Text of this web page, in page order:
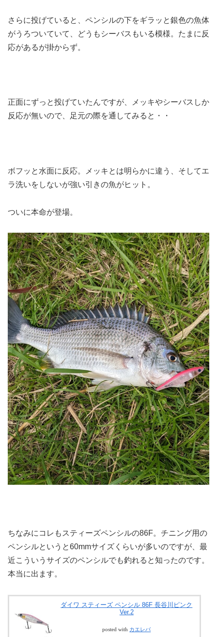
さらに投げていると、ペンシルの下をギラッと銀色の魚体
がうろついていて、どうもシーバスもいる模様。たまに反
応があるが掛からず。
正面にずっと投げていたんですが、メッキやシーバスしか
反応が無いので、足元の際を通してみると・・
ボフッと水面に反応。メッキとは明らかに違う、そしてエ
ラ洗いをしないが強い引きの魚がヒット。
ついに本命が登場。
ちなみにコレもスティーズペンシルの86F。チニング用の
ペンシルというと60mmサイズくらいが多いのですが、最
近こういうサイズのペンシルでも釣れると知ったのです。
本当に出ます。
ダイワ スティーズ ペンシル 86F 長谷川ピンク
Ver.2
posted with カエレバ